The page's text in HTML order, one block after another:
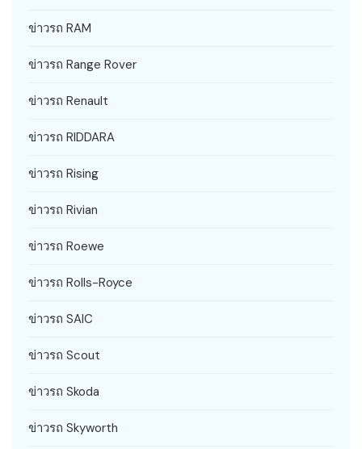
ข่าวรถ RAM
ข่าวรถ Range Rover
ข่าวรถ Renault
ข่าวรถ RIDDARA
ข่าวรถ Rising
ข่าวรถ Rivian
ข่าวรถ Roewe
ข่าวรถ Rolls-Royce
ข่าวรถ SAIC
ข่าวรถ Scout
ข่าวรถ Skoda
ข่าวรถ Skyworth